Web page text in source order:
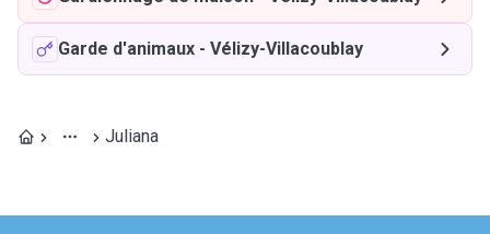
Garde d'animaux - Vélizy-Villacoublay
Juliana